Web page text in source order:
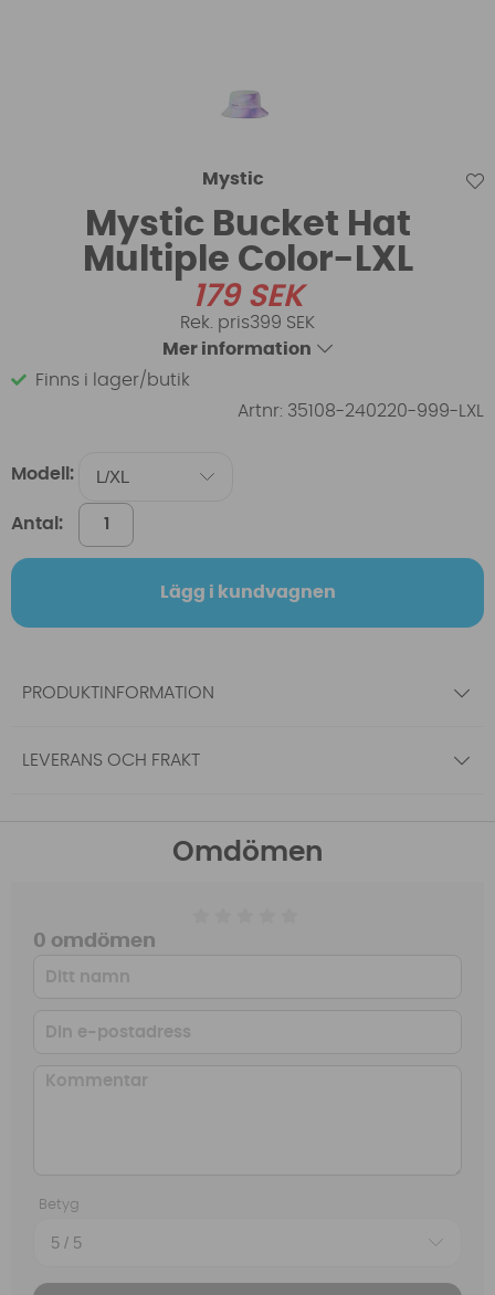
Mystic
Mystic Bucket Hat
Multiple Color-LXL
179SEK
399 SEK
Mer information
Finns i lager/butik
Artnr: 35108-240220-999-LXL
Modell:
Antal:
Lägg i kundvagnen
PRODUKTINFORMATION
LEVERANS OCH FRAKT
Omdömen
0 omdömen
Betyg